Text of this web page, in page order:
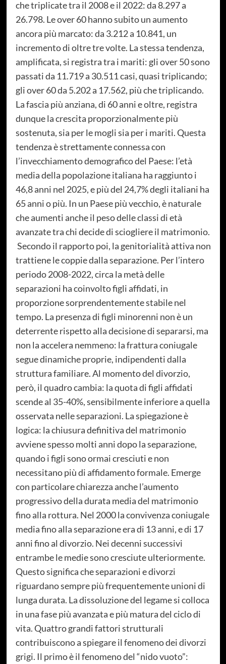
che triplicate tra il 2008 e il 2022: da 8.297 a
26.798. Le over 60 hanno subito un aumento
ancora più marcato: da 3.212 a 10.841, un
incremento di oltre tre volte. La stessa tendenza,
amplificata, si registra tra i mariti: gli over 50 sono
passati da 11.719 a 30.511 casi, quasi triplicando;
gli over 60 da 5.202 a 17.562, più che triplicando.
La fascia più anziana, di 60 anni e oltre, registra
dunque la crescita proporzionalmente più
sostenuta, sia per le mogli sia per i mariti. Questa
tendenza è strettamente connessa con
l’invecchiamento demografico del Paese: l’età
media della popolazione italiana ha raggiunto i
46,8 anni nel 2025, e più del 24,7% degli italiani ha
65 anni o più. In un Paese più vecchio, è naturale
che aumenti anche il peso delle classi di età
avanzate tra chi decide di sciogliere il matrimonio.
Secondo il rapporto poi, la genitorialità attiva non
trattiene le coppie dalla separazione. Per l’intero
periodo 2008-2022, circa la metà delle
separazioni ha coinvolto figli affidati, in
proporzione sorprendentemente stabile nel
tempo. La presenza di figli minorenni non è un
deterrente rispetto alla decisione di separarsi, ma
non la accelera nemmeno: la frattura coniugale
segue dinamiche proprie, indipendenti dalla
struttura familiare. Al momento del divorzio,
però, il quadro cambia: la quota di figli affidati
scende al 35-40%, sensibilmente inferiore a quella
osservata nelle separazioni. La spiegazione è
logica: la chiusura definitiva del matrimonio
avviene spesso molti anni dopo la separazione,
quando i figli sono ormai cresciuti e non
necessitano più di affidamento formale. Emerge
con particolare chiarezza anche l’aumento
progressivo della durata media del matrimonio
fino alla rottura. Nel 2000 la convivenza coniugale
media fino alla separazione era di 13 anni, e di 17
anni fino al divorzio. Nei decenni successivi
entrambe le medie sono cresciute ulteriormente.
Questo significa che separazioni e divorzi
riguardano sempre più frequentemente unioni di
lunga durata. La dissoluzione del legame si colloca
in una fase più avanzata e più matura del ciclo di
vita. Quattro grandi fattori strutturali
contribuiscono a spiegare il fenomeno dei divorzi
grigi. Il primo è il fenomeno del “nido vuoto”: